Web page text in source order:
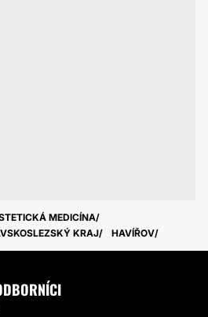
MEDICÍNA
KRAJ HAVÍŘOV